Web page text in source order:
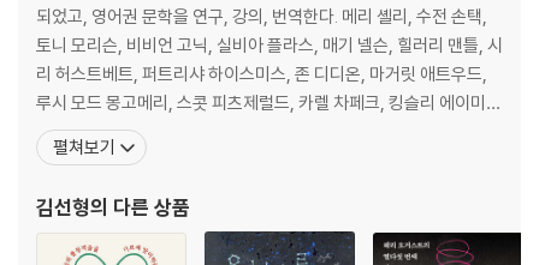
되었고, 영어권 문학을 연구, 강의, 번역한다. 메리 셸리, 수전 손택,
토니 모리슨, 비비언 고닉, 실비아 플라스, 매기 넬슨, 힐러리 맨틀, 시
리 허스트베트, 퍼트리샤 하이스미스, 존 디디온, 마거릿 애트우드,
루시 모드 몽고메리, 스콧 피츠제럴드, 카렐 차페크, 킹슬리 에이미
스, 더글러스 애덤스 등 다양한 작가들의 작품을 번역했다. 2010년
유영번역상을 수상했다. 2025년, 제인 오스틴 탄생 250주년을 기념
스틴의 세계를 구석구석 포착한
펼쳐보기
김선형의 다른 상품